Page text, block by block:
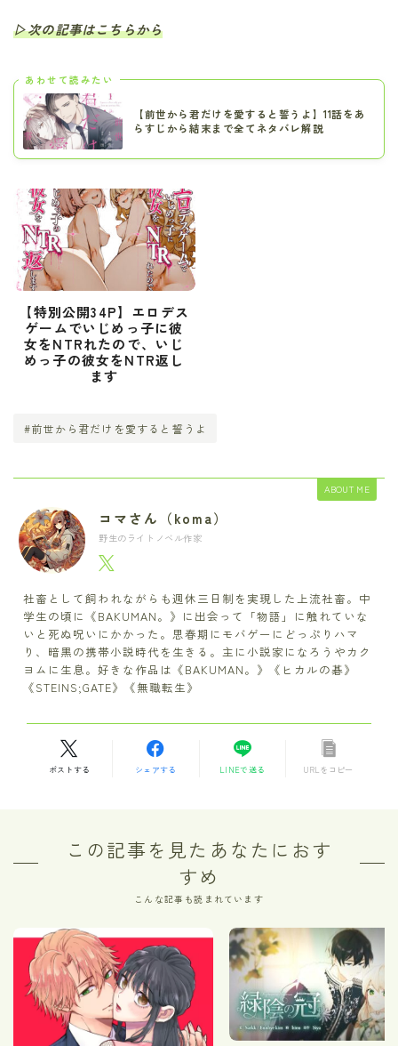
▷次の記事はこちらから
あわせて読みたい
【前世から君だけを愛すると誓うよ】11話をあ
らすじから結末まで全てネタバレ解説
【特別公開34P】エロデス
ゲームでいじめっ子に彼
女をNTRれたので、いじ
めっ子の彼女をNTR返し
ます
#前世から君だけを愛すると誓うよ
ABOUT ME
コマさん（koma）
野生のライトノベル作家
社畜として飼われながらも週休三日制を実現した上流社畜。中
学生の頃に《BAKUMAN。》に出会って「物語」に触れていな
いと死ぬ呪いにかかった。思春期にモバゲーにどっぷりハマ
り、暗黒の携帯小説時代を生きる。主に小説家になろうやカク
ヨムに生息。好きな作品は《BAKUMAN。》《ヒカルの碁》
《STEINS;GATE》《無職転生》
ポストする シェアする LINEで送る URLをコピー
この記事を見たあなたにおす
すめ
こんな記事も読まれています